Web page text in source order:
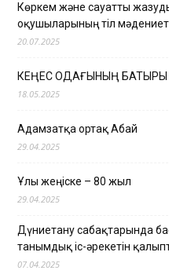
Көркем және сауатты
оқушыларының тіл
20.07.2025
КЕҢЕС ОДАҒЫНЫҢ БАТЫРЫ
18.05.2025
Адамзатқа ортақ Абай
29.04.2025
Ұлы жеңіске – 80 жыл
29.04.2025
Дүниетану сабақтарында
танымдық іс-әрекетін
07.04.2025